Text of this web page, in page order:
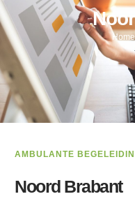
Home
AMBULANTE
Noord Brabant